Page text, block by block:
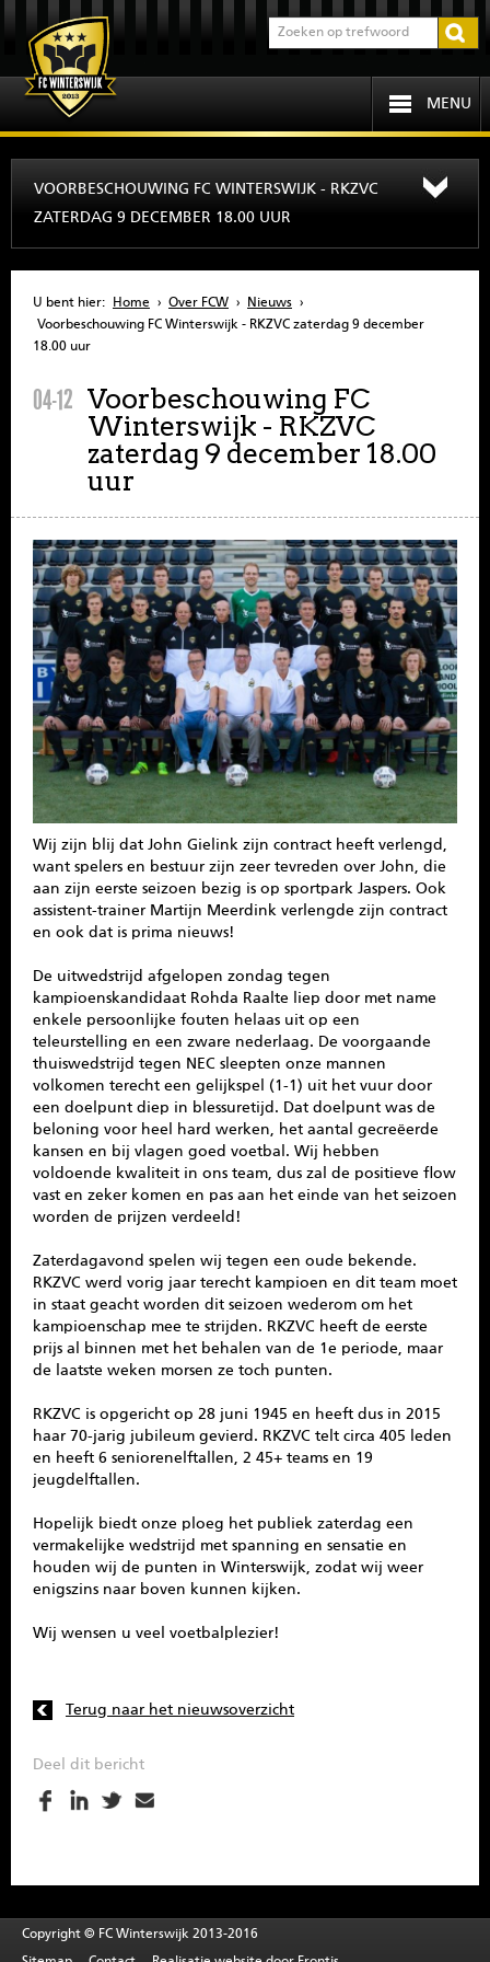
MENU
INFORMATIE
JEUGD
SENIOREN
CONTACT
MENU
VOORBESCHOUWING FC WINTERSWIJK - RKZVC
ZATERDAG 9 DECEMBER 18.00 UUR
U bent hier: Home › Over FCW › Nieuws ›
Voorbeschouwing FC Winterswijk - RKZVC zaterdag 9 december
18.00 uur
04-12 Voorbeschouwing FC
Winterswijk - RKZVC
zaterdag 9 december 18.00
uur
Wij zijn blij dat John Gielink zijn contract heeft verlengd,
want spelers en bestuur zijn zeer tevreden over John, die
aan zijn eerste seizoen bezig is op sportpark Jaspers. Ook
assistent-trainer Martijn Meerdink verlengde zijn contract
en ook dat is prima nieuws!
De uitwedstrijd afgelopen zondag tegen
kampioenskandidaat Rohda Raalte liep door met name
enkele persoonlijke fouten helaas uit op een
teleurstelling en een zware nederlaag. De voorgaande
thuiswedstrijd tegen NEC sleepten onze mannen
volkomen terecht een gelijkspel (1-1) uit het vuur door
een doelpunt diep in blessuretijd. Dat doelpunt was de
beloning voor heel hard werken, het aantal gecreëerde
kansen en bij vlagen goed voetbal. Wij hebben
voldoende kwaliteit in ons team, dus zal de positieve flow
vast en zeker komen en pas aan het einde van het seizoen
worden de prijzen verdeeld!
Zaterdagavond spelen wij tegen een oude bekende.
RKZVC werd vorig jaar terecht kampioen en dit team moet
in staat geacht worden dit seizoen wederom om het
kampioenschap mee te strijden. RKZVC heeft de eerste
prijs al binnen met het behalen van de 1e periode, maar
de laatste weken morsen ze toch punten.
RKZVC is opgericht op 28 juni 1945 en heeft dus in 2015
haar 70-jarig jubileum gevierd. RKZVC telt circa 405 leden
en heeft 6 seniorenelftallen, 2 45+ teams en 19
jeugdelftallen.
Hopelijk biedt onze ploeg het publiek zaterdag een
vermakelijke wedstrijd met spanning en sensatie en
houden wij de punten in Winterswijk, zodat wij weer
enigszins naar boven kunnen kijken.
Wij wensen u veel voetbalplezier!
Terug naar het nieuwsoverzicht
Deel dit bericht
Copyright © FC Winterswijk 2013-2016